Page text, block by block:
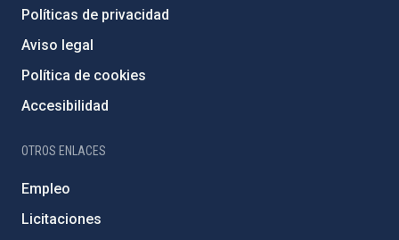
Políticas de privacidad
Aviso legal
Política de cookies
Accesibilidad
OTROS ENLACES
Empleo
Licitaciones